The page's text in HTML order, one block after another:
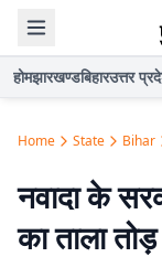
होमझारखण्डबिहारउत्तर
Home State Bihar
नवादा के
का ताला